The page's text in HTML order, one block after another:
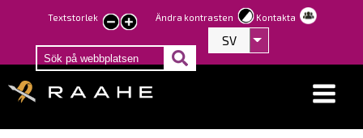
Hoppa
huvudinnehåll
Textstorlek
smallerlarger
Ändra kontrasten Kontakta
SV Visa fler åtgärder